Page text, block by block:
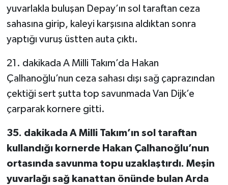
yuvarlakla buluşan Depay’ın sol taraftan ceza
sahasına girip, kaleyi karşısına aldıktan sonra
yaptığı vuruş üstten auta çıktı.
21. dakikada A Milli Takım’da Hakan
Çalhanoğlu’nun ceza sahası dışı sağ çaprazından
çektiği sert şutta top savunmada Van Dijk’e
çarparak kornere gitti.
35. dakikada A Milli Takım’ın sol taraftan
kullandığı kornerde Hakan Çalhanoğlu’nun
ortasında savunma topu uzaklaştırdı. Meşin
yuvarlağı sağ kanattan önünde bulan Arda
MEDYA
TEKNOLOJİ
YAŞAM
KÜLTÜR SANAT